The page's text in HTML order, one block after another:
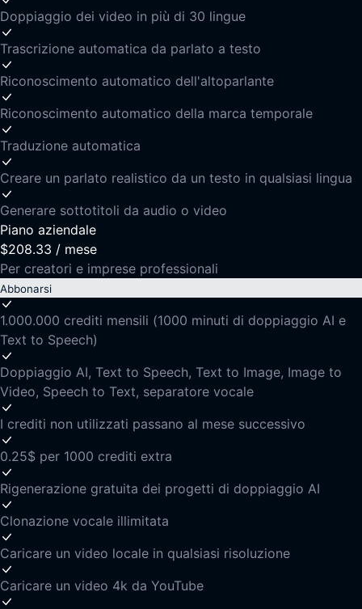
Doppiaggio dei video in più di 30 lingue
Trascrizione automatica da parlato a testo
Riconoscimento automatico dell'altoparlante
Riconoscimento automatico della marca temporale
Traduzione automatica
Creare un parlato realistico da un testo in qualsiasi lingua
Generare sottotitoli da audio o video
Piano aziendale
$208.33 / mese
Per creatori e imprese professionali
Abbonarsi
1.000.000 crediti mensili (1000 minuti di doppiaggio AI e
Text to Speech)
Doppiaggio AI, Text to Speech, Text to Image, Image to
Video, Speech to Text, separatore vocale
I crediti non utilizzati passano al mese successivo
0.25$ per 1000 crediti extra
Rigenerazione gratuita dei progetti di doppiaggio AI
Clonazione vocale illimitata
Caricare un video locale in qualsiasi risoluzione
Caricare un video 4k da YouTube